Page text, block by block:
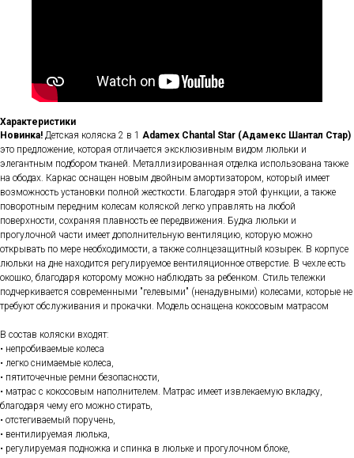
Характеристики
Новинка! Детская коляска 2 в 1 Adamex Chantal Star (Адамекс Шантал Стар)
это предложение, которая отличается эксклюзивным видом люльки и
элегантным подбором тканей. Металлизированная отделка использована также
на ободах. Каркас оснащен новым двойным амортизатором, который имеет
возможность установки полной жесткости. Благодаря этой функции, а также
поворотным передним колесам коляской легко управлять на любой
поверхности, сохраняя плавность ее передвижения. Будка люльки и
прогулочной части имеет дополнительную вентиляцию, которую можно
открывать по мере необходимости, а также солнцезащитный козырек. В корпусе
люльки на дне находится регулируемое вентиляционное отверстие. В чехле есть
окошко, благодаря которому можно наблюдать за ребенком. Стиль тележки
подчеркивается современными "гелевыми" (ненадувными) колесами, которые не
требуют обслуживания и прокачки. Модель оснащена кокосовым матрасом
В состав коляски входят:
• непробиваемые колеса
• легко снимаемые колеса,
• пятиточечные ремни безопасности,
• матрас с кокосовым наполнителем. Матрас имеет извлекаемую вкладку,
благодаря чему его можно стирать,
• отстегиваемый поручень,
• вентилируемая люлька,
• регулируемая подножка и спинка в люльке и прогулочном блоке,